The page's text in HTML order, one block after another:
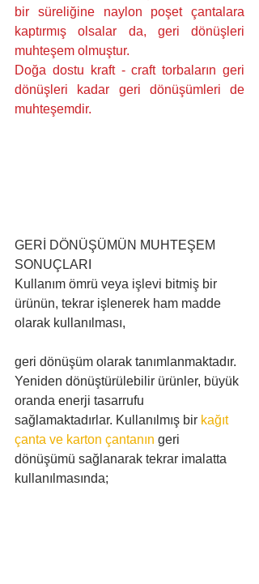
bir süreliğine naylon poşet çantalara
kaptırmış olsalar da, geri dönüşleri
muhteşem olmuştur.
Doğa dostu kraft - craft torbaların geri
dönüşleri kadar geri dönüşümleri de
muhteşemdir.
GERİ DÖNÜŞÜMÜN MUHTEŞEM
SONUÇLARI
Kullanım ömrü veya işlevi bitmiş bir
ürünün, tekrar işlenerek ham madde
olarak kullanılması,
geri dönüşüm olarak tanımlanmaktadır.
Yeniden dönüştürülebilir ürünler, büyük
oranda enerji tasarrufu
sağlamaktadırlar. Kullanılmış bir kağıt
çanta ve karton çantanın geri
dönüşümü sağlanarak tekrar imalatta
kullanılmasında;